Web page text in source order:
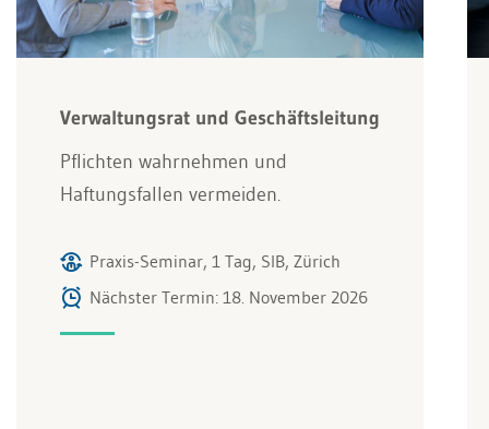
Verwaltungsrat und Geschäftsleitung
Pflichten wahrnehmen und
Haftungsfallen vermeiden.
Praxis-Seminar, 1 Tag, SIB, Zürich
Nächster Termin: 18. November 2026